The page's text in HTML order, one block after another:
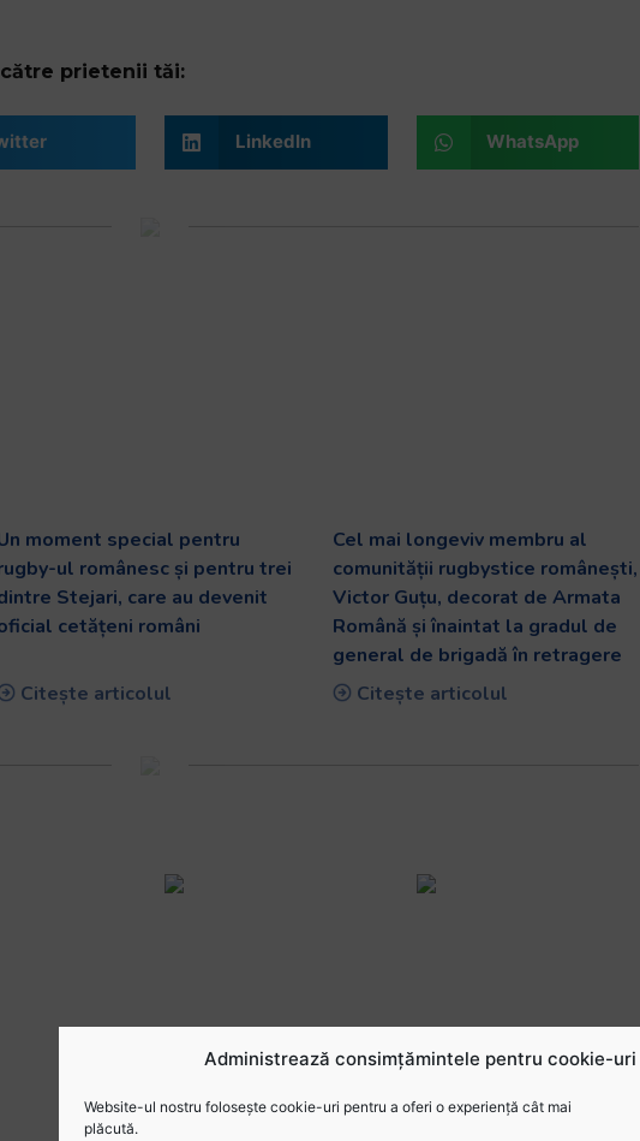
Administrează consimțămintele pentru cookie-uri
Website-ul nostru folosește cookie-uri pentru a oferi o experiență cât mai
plăcută.
prietenii tăi:
LinkedIn WhatsApp
moment special pentru
ul românesc și pentru trei
Stejari, care au devenit
cetățeni români
Citește articolul
Cel mai longeviv membru al
comunității rugbystice românești,
Victor Guțu, decorat de Armata
Română și înaintat la gradul de
general de brigadă în retragere
Citește articolul